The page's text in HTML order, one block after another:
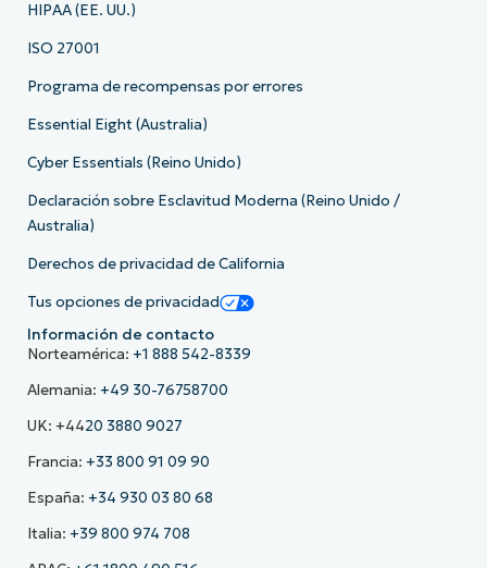
HIPAA (EE. UU.)
ISO 27001
Programa de recompensas por errores
Essential Eight (Australia)
Cyber Essentials (Reino Unido)
Declaración sobre Esclavitud Moderna (Reino Unido /
Australia)
Derechos de privacidad de California
Tus opciones de privacidad
Información de contacto
Norteamérica: +1 888 542-8339
Alemania: +49 30-76758700
UK: +4420 3880 9027
Francia: +33 800 91 09 90
España: +34 930 03 80 68
Italia: +39 800 974 708